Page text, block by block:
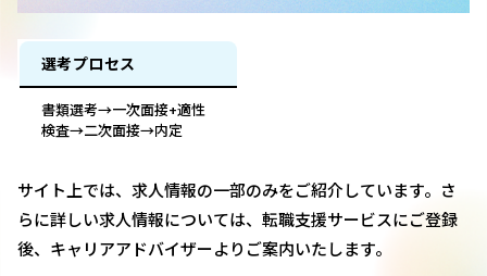
選考プロセス
書類選考→一次面接+適性
検査→二次面接→内定
サイト上では、求人情報の一部のみをご紹介しています。さ
らに詳しい求人情報については、転職支援サービスにご登録
後、キャリアアドバイザーよりご案内いたします。